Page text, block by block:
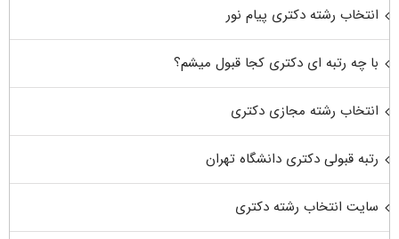
انتخاب رشته دکتری پیام نور
با چه رتبه ای دکتری کجا قبول میشم؟
انتخاب رشته مجازی دکتری
رتبه قبولی دکتری دانشگاه تهران
سایت انتخاب رشته دکتری